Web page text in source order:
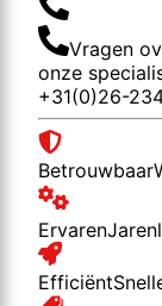
Vragen
onze
+31(0)26-
Betrouwbaar
Ervaren
Efficiënt